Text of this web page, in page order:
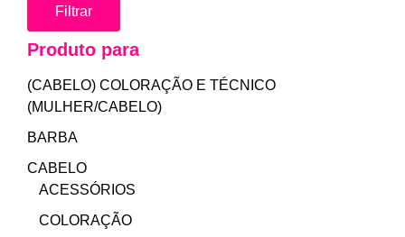
Filtrar
Produto para
(CABELO) COLORAÇÃO E TÉCNICO
(MULHER/CABELO)
BARBA
CABELO
ACESSÓRIOS
COLORAÇÃO